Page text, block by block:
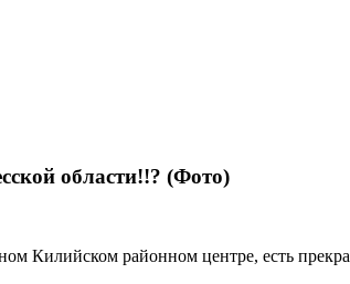
области!!? (Фото)
Килийском районном центре, есть